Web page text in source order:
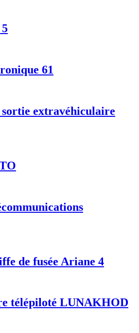
61
sortie extravéhiculaire
de fusée Ariane 4
télépiloté LUNAKHOD